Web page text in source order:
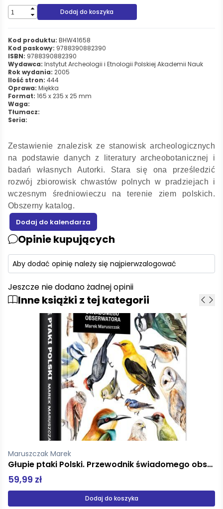
Dodaj do koszyka
Kod produktu: BHW41658
Kod paskowy: 9788390882390
ISBN: 9788390882390
Wydawca: Instytut Archeologii i Etnologii Polskiej Akademii Nauk
Rok wydania: 2005
Ilość stron: 444
Oprawa: Miękka
Format: 165 x 235 x 25 mm
Waga:
Tłumacz:
Seria:
Zestawienie znalezisk ze stanowisk archeologicznych
na podstawie danych z literatury archeobotanicznej i
badań własnych Autorki. Stara się ona prześledzić
rozwój zbiorowisk chwastów polnych w pradziejach i
wczesnym średniowieczu na terenie ziem polskich.
Obszerny katalog.
Opinie kupujących
Aby dodać opinię należy się najpierwzalogować
Jeszcze nie dodano żadnej opinii
Inne książki z tej kategorii
Głupie ptaki Polski. Przewodnik świadomego obserwatora Wróćmy do ziół leczniczych